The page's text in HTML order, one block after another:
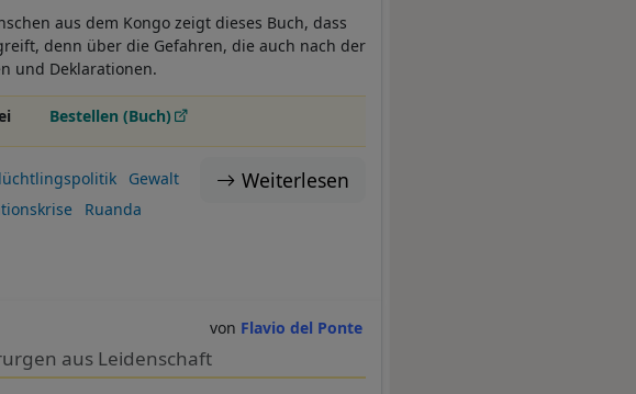
aus dem Kongo zeigt dieses Buch, dass
denn über die Gefahren, die auch nach der
und Deklarationen.
Bestellen (Buch)
Weiterlesen
Gewalt
Ruanda
Flavio del Ponte
aus Leidenschaft